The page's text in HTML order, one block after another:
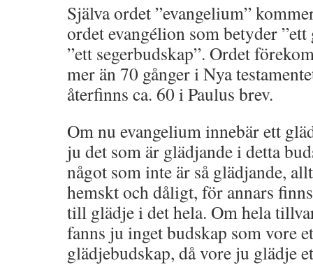
Själva ordet ”evangelium”
ordet evangélion som betyder
”ett segerbudskap”. Ordet
mer än 70 gånger i Nya
återfinns ca. 60 i Paulus brev.
Om nu evangelium innebär ett
ju det som är glädjande i detta
något som inte är så glädjande,
hemskt och dåligt, för annars
till glädje i det hela. Om hela
fanns ju inget budskap som vore
glädjebudskap, då vore ju glädje